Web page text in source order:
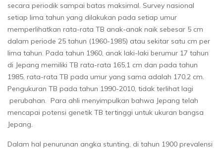
secara periodik sampai batas maksimal. Survey nasional
setiap lima tahun yang dilakukan pada setiap umur
memperlihatkan rata-rata TB anak-anak naik sebesar 5 cm
dalam periode 25 tahun (1960-1985) atau sekitar satu cm per
lima tahun. Pada tahun 1960, anak laki-laki berumur 17 tahun
di Jepang memiliki TB rata-rata 165,1 cm dan pada tahun
1985, rata-rata TB pada umur yang sama adalah 170,2 cm.
Pengukuran TB pada tahun 1990-2010, tidak terlihat lagi
perubahan. Para ahli menyimpulkan bahwa Jepang telah
mencapai potensi genetik TB tertinggi untuk ukuran bangsa
Jepang.
Dalam hal penurunan angka stunting, di tahun 1900 prevalensi